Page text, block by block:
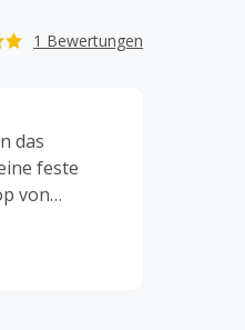
1 Bewertungen
das
feste
von